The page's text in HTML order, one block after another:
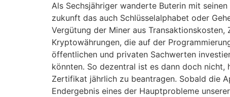
Als Sechsjähriger wanderte Buterin mit
zukunft das auch Schlüsselalphabet oder
Vergütung der Miner aus
Kryptowährungen, die auf der
öffentlichen und privaten Sachwerten
könnten. So dezentral ist es dann doch
Zertifikat jährlich zu beantragen. Sobald die
Endergebnis eines der Hauptprobleme